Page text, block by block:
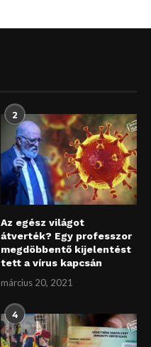
2
Az egész világot
átverték? Egy professzor
megdöbbentő kijelentést
tett a vírus kapcsán
március 20, 2021
4